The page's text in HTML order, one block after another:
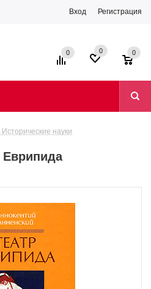
Вход Регистрация
0 0 0
науки
Еврипида